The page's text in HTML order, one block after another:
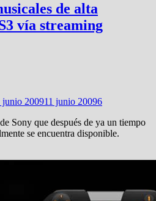
de alta
vía streaming
junio 200911 junio 20096
Sony que después de ya un tiempo
se encuentra disponible.